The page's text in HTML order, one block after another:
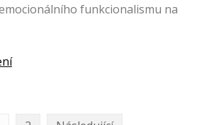
funkcionalismu na